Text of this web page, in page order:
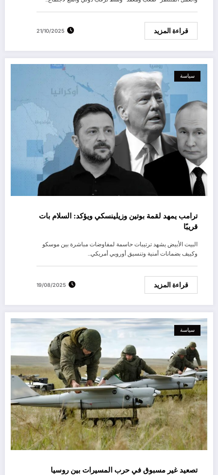
قراءة المزيد 21/10/2025
سياسة
ترامب يمهد لقمة بوتين وزيلينسكي ويؤكد: السلام بات
قريبًا
البيت الأبيض يشهد ترتيبات حاسمة لمفاوضات مباشرة بين موسكو
وكييف بضمانات أمنية وتنسيق أوروبي أمريكي…
قراءة المزيد 19/08/2025
سياسة
تصعيد غير مسبوق في حرب المسيرات بين روسيا